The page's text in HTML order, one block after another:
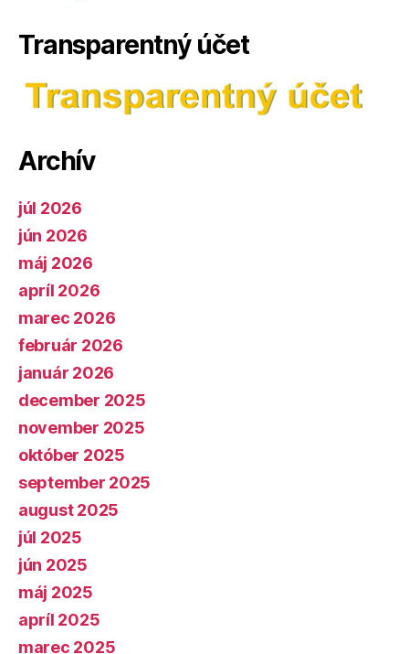
Transparentný účet
Archív
júl 2026
jún 2026
máj 2026
apríl 2026
marec 2026
február 2026
január 2026
december 2025
november 2025
október 2025
september 2025
august 2025
júl 2025
jún 2025
máj 2025
apríl 2025
marec 2025